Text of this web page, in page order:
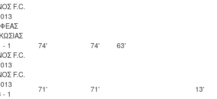
F.C.
- 1
F.C.
74' 74' 63'
F.C.
- 1
71' 71' 13'